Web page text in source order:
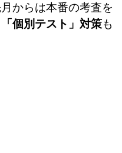
からは本番の考査を
「個別テスト」対策も